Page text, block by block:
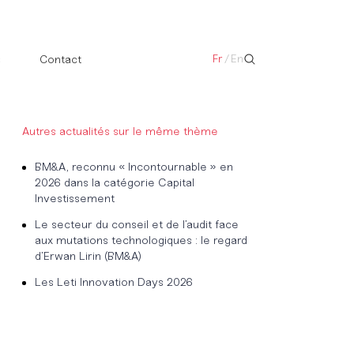
Contact Fr / En
Autres actualités sur le même thème
BM&A, reconnu « Incontournable » en
2026 dans la catégorie Capital
Investissement
Le secteur du conseil et de l’audit face
aux mutations technologiques : le regard
d’Erwan Lirin (BM&A)
Les Leti Innovation Days 2026